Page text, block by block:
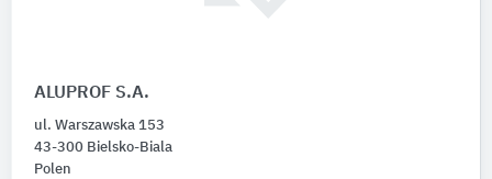
ALUPROF S.A.
ul. Warszawska 153
43-300 Bielsko-Biala
Polen